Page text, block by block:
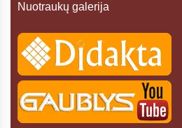
Nuotraukų galerija